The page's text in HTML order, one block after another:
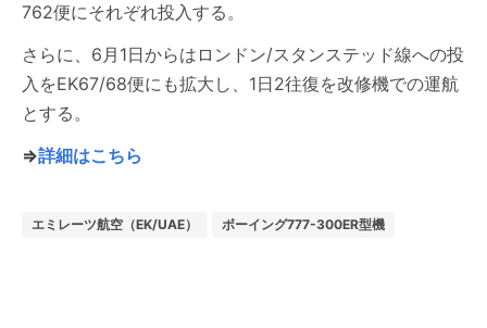
762便にそれぞれ投入する。
さらに、6月1日からはロンドン/スタンステッド線への投
入をEK67/68便にも拡大し、1日2往復を改修機での運航
とする。
⇒詳細はこちら
エミレーツ航空（EK/UAE） ボーイング777-300ER型機